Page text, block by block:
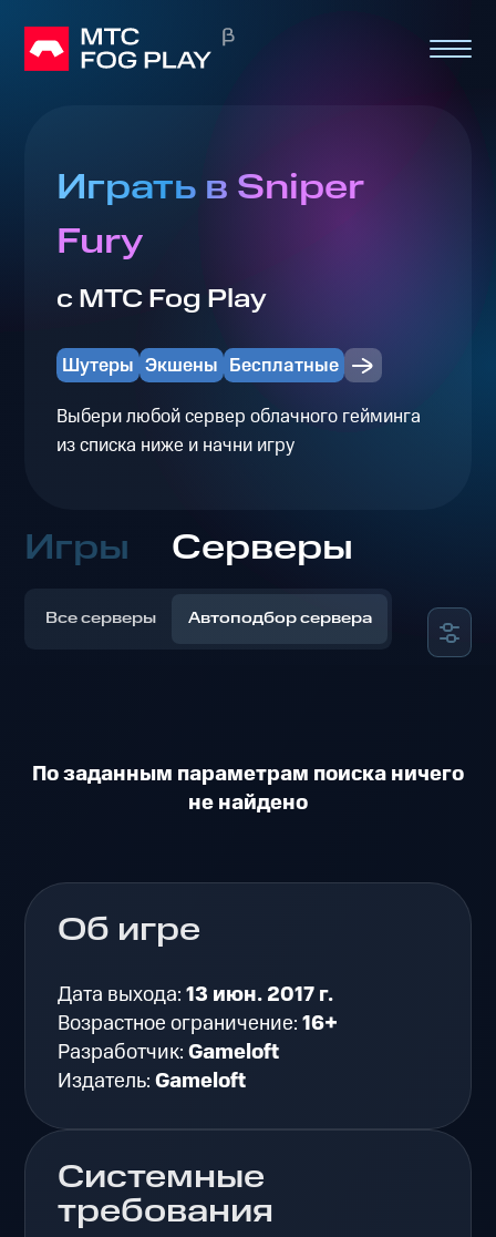
Играть в Sniper
Fury
с МТС Fog Play
Шутеры Экшены Бесплатные
Выбери любой сервер облачного гейминга
из списка ниже и начни игру
Игры Серверы
Все серверы Автоподбор сервера
По заданным параметрам поиска ничего
не найдено
Об игре
Дата выхода:13 июн. 2017 г.
Возрастное ограничение:16+
Разработчик:Gameloft
Издатель:Gameloft
Системные
требования